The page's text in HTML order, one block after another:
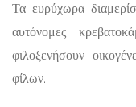
Τα ευρύχωρα
αυτόνομες
φιλοξενήσουν
φίλων.